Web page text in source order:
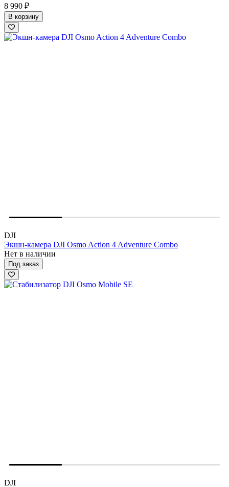
8 990 ₽
В корзину
DJI
Экшн-камера DJI Osmo Action 4 Adventure Combo
Нет в наличии
Под заказ
DJI